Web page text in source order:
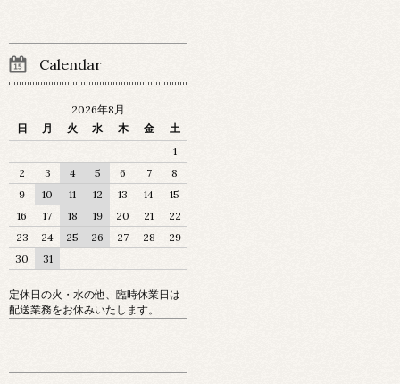
Calendar
2026年8月
日
月 火 水 木 金
土
1
2
3 4 5 6 7
8
9
10 11 12 13 14
15
16
17 18 19 20 21
22
23
24 25 26 27 28
29
30
31
定休日の火・水の他、臨時休業日は
配送業務をお休みいたします。